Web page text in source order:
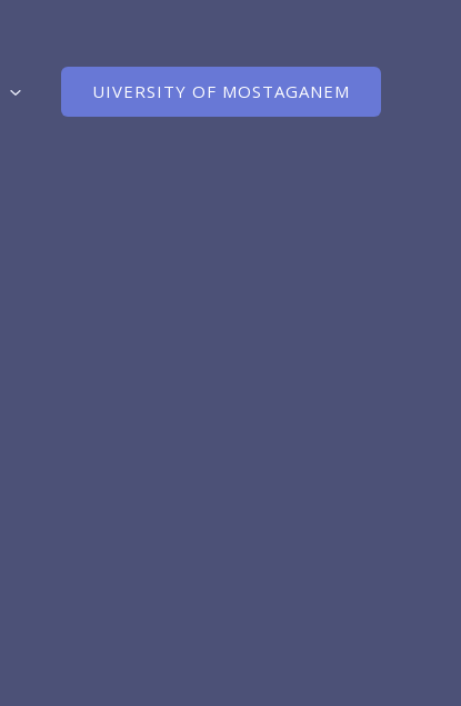
UIVERSITY OF MOSTAGANEM